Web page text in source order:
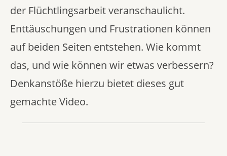
der Flüchtlingsarbeit veranschaulicht.
Enttäuschungen und Frustrationen können
auf beiden Seiten entstehen. Wie kommt
das, und wie können wir etwas verbessern?
Denkanstöße hierzu bietet dieses gut
gemachte Video.